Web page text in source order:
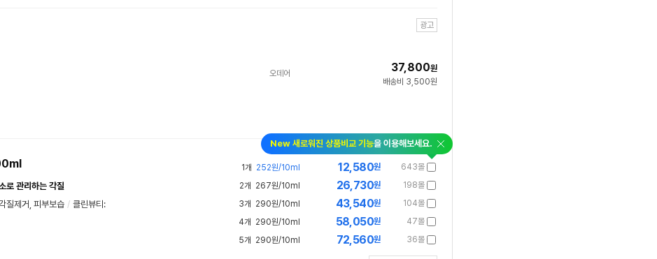
광고
오데어 37,800원
배송비 3,500원
로 관리하는 각질
질제거, 피부보습 / 클린뷰티 :
New 새로워진 상품비교 기능을 이용해보세요. 닫
기
643몰
12,580원
1개
252원/10ml
198몰
26,730원
2개
267원/10ml
104몰
43,540원
3개
290원/10ml
47몰
58,050원
4개
290원/10ml
36몰
72,560원
5개 290원/10ml